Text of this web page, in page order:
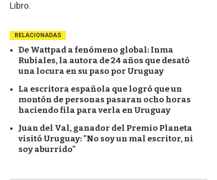
Libro.
RELACIONADAS
De Wattpad a fenómeno global: Inma
Rubiales, la autora de 24 años que desató
una locura en su paso por Uruguay
La escritora española que logró que un
montón de personas pasaran ocho horas
haciendo fila para verla en Uruguay
Juan del Val, ganador del Premio Planeta
visitó Uruguay: "No soy un mal escritor, ni
soy aburrido"